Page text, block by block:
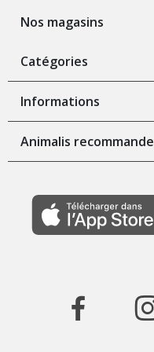
Nos magasins
Catégories
Informations
Animalis recommande